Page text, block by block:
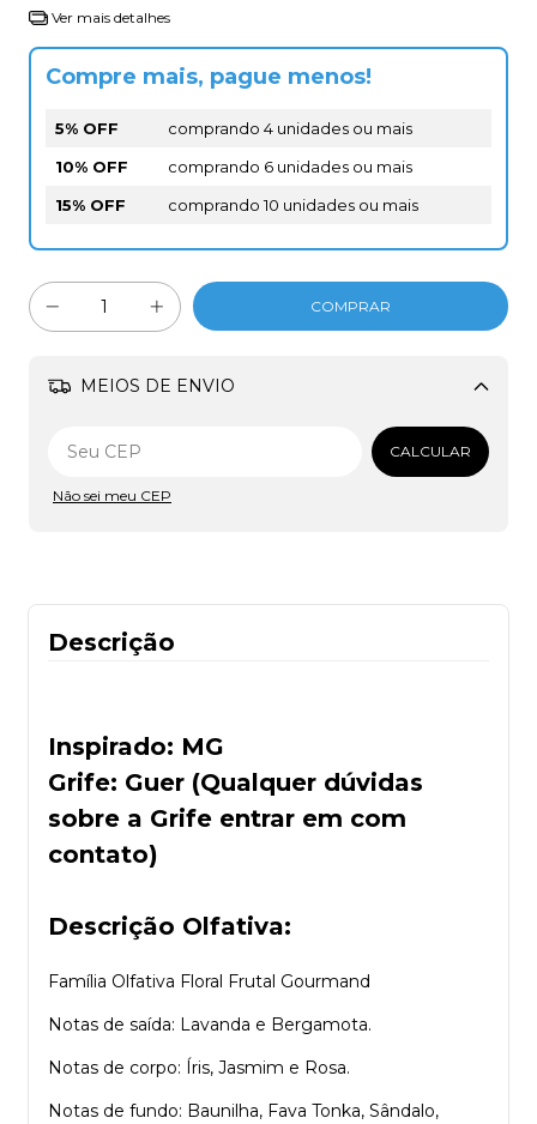
Ver mais detalhes
Compre mais, pague menos!
5% OFF
comprando 4 unidades ou mais
10% OFF
comprando 6 unidades ou mais
15% OFF
comprando 10 unidades ou mais
MEIOS DE ENVIO
Alterar CEP
CALCULAR
Não sei meu CEP
Descrição
Inspirado: MG
Grife: Guer (Qualquer dúvidas
sobre a Grife entrar em com
contato)
Descrição Olfativa:
Família Olfativa Floral Frutal Gourmand
Notas de saída: Lavanda e Bergamota.
Notas de corpo: Íris, Jasmim e Rosa.
Notas de fundo: Baunilha, Fava Tonka, Sândalo,